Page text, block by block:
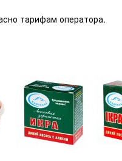
тарифам оператора.